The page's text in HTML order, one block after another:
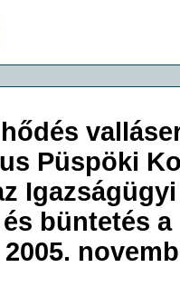
Püspöki
büntetés